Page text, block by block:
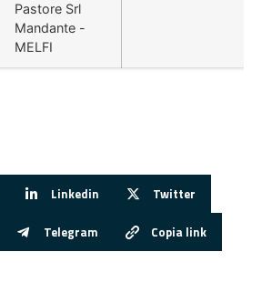
Pastore Srl
Mandante -
MELFI
Linkedin Twitter
Telegram Copia link